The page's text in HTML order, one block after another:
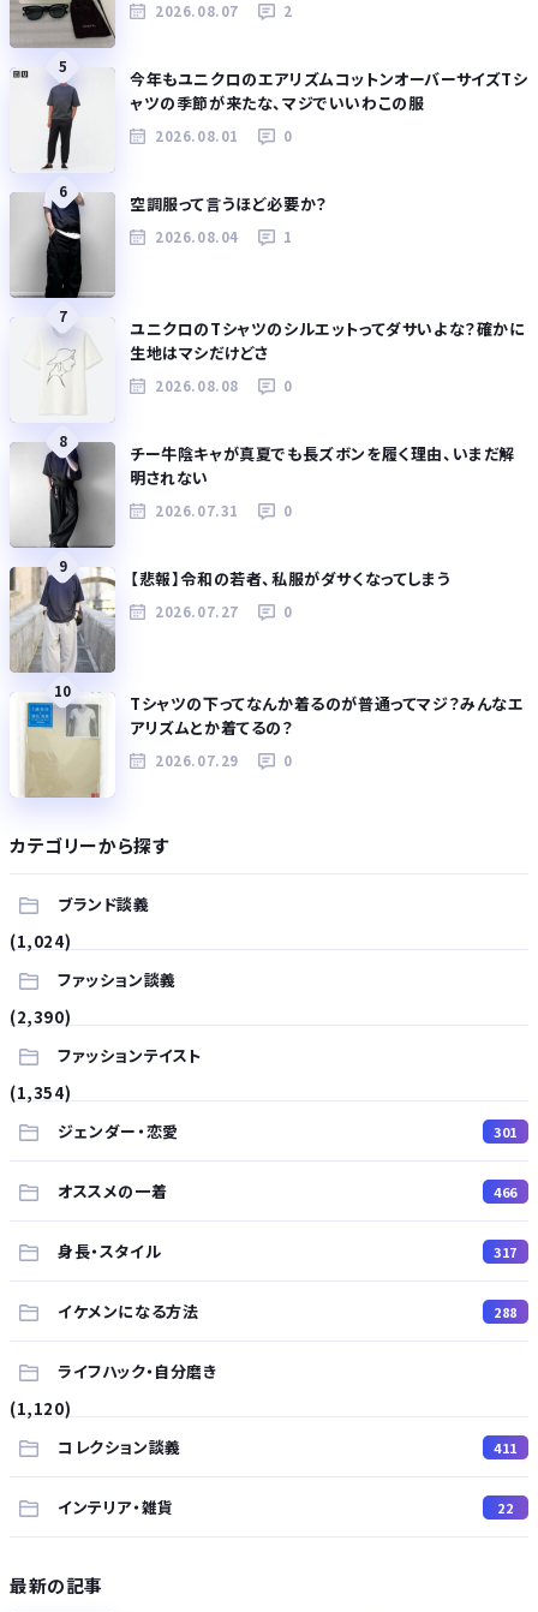
2026.08.07 2
5
今年もユニクロのエアリズムコットンオーバーサイズTシ
ャツの季節が来たな、マジでいいわこの服
2026.08.01 0
6
空調服って言うほど必要か？
2026.08.04 1
7
ユニクロのTシャツのシルエットってダサいよな？確かに
生地はマシだけどさ
2026.08.08 0
8
チー牛陰キャが真夏でも長ズボンを履く理由、いまだ解
明されない
2026.07.31 0
9
【悲報】令和の若者、私服がダサくなってしまう
2026.07.27 0
10
Tシャツの下ってなんか着るのが普通ってマジ？みんなエ
アリズムとか着てるの？
2026.07.29 0
カテゴリーから探す
ブランド談義
(1,024)
ファッション談義
(2,390)
ファッションテイスト
(1,354)
ジェンダー・恋愛
301
オススメの一着 466
身長・スタイル 317
イケメンになる方法 288
ライフハック・自分磨き
(1,120)
コレクション談義
411
インテリア・雑貨 22
最新の記事